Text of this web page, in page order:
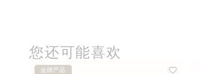
您还可能喜欢
金牌产品